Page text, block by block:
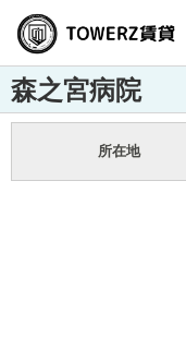
森之宮病院
所在地